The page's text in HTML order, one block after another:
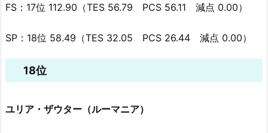
FS：17位 112.90（TES 56.79 PCS 56.11 減点 0.00）
SP：18位 58.49（TES 32.05 PCS 26.44 減点 0.00）
18位
ユリア・ザウター（ルーマニア）